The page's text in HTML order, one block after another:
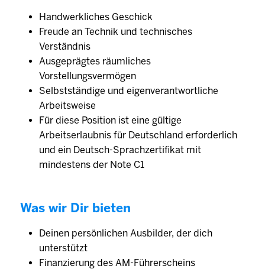
Handwerkliches Geschick
Freude an Technik und technisches
Verständnis
Ausgeprägtes räumliches
Vorstellungsvermögen
Selbstständige und eigenverantwortliche
Arbeitsweise
Für diese Position ist eine gültige
Arbeitserlaubnis für Deutschland erforderlich
und ein Deutsch-Sprachzertifikat mit
mindestens der Note C1
Was wir Dir bieten
Deinen persönlichen Ausbilder, der dich
unterstützt
Finanzierung des AM-Führerscheins